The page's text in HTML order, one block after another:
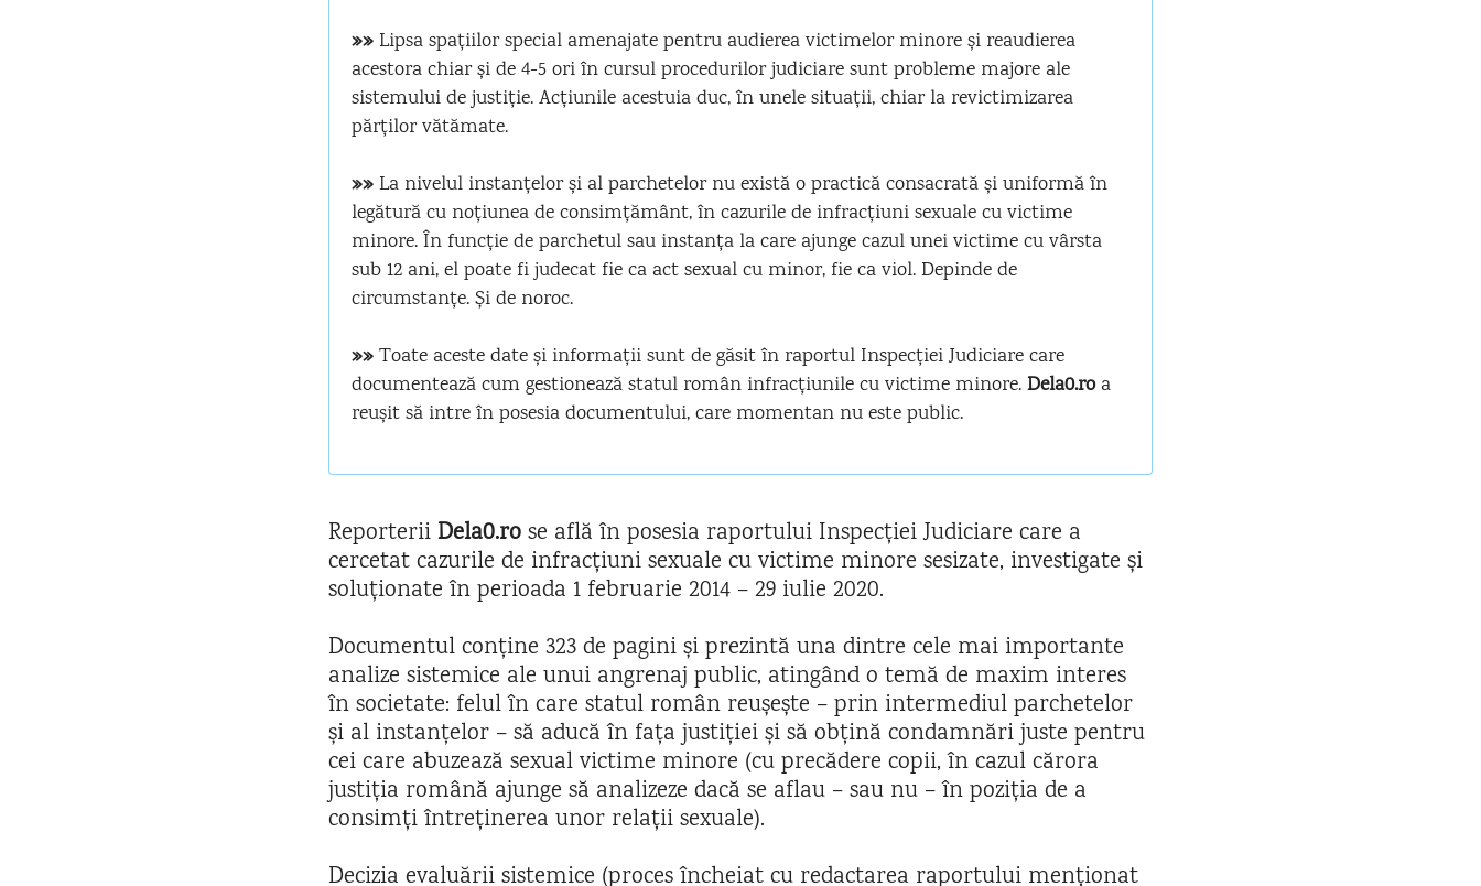
»»Lipsa spațiilor special amenajate pentru audierea victimelor minore și reaudierea
acestora chiar și de 4-5 ori în cursul procedurilor judiciare sunt probleme majore ale
sistemului de justiție. Acțiunile acestuia duc, în unele situații, chiar la revictimizarea
părților vătămate.
»»La nivelul instanțelor și al parchetelor nu există o practică consacrată și uniformă în
legătură cu noțiunea de consimțământ, în cazurile de infracțiuni sexuale cu victime
minore. În funcție de parchetul sau instanța la care ajunge cazul unei victime cu vârsta
sub 12 ani, el poate fi judecat fie ca act sexual cu minor, fie ca viol. Depinde de
circumstanțe. Și de noroc.
»»Toate aceste date și informații sunt de găsit în raportul Inspecției Judiciare care
documentează cum gestionează statul român infracțiunile cu victime minore.Dela0.roa
reușit să intre în posesia documentului, care momentan nu este public.
ReporteriiDela0.rose află în posesia raportului Inspecției Judiciare care a
cercetat cazurile de infracțiuni sexuale cu victime minore sesizate, investigate și
soluționate în perioada 1 februarie 2014 – 29 iulie 2020.
Documentul conține 323 de pagini și prezintă una dintre cele mai importante
analize sistemice ale unui angrenaj public, atingând o temă de maxim interes
în societate: felul în care statul român reușește – prin intermediul parchetelor
și al instanțelor – să aducă în fața justiției și să obțină condamnări juste pentru
cei care abuzează sexual victime minore (cu precădere copii, în cazul cărora
justiția română ajunge să analizeze dacă se aflau – sau nu – în poziția de a
consimți întreținerea unor relații sexuale).
Decizia evaluării sistemice (proces încheiat cu redactarea raportului menționat